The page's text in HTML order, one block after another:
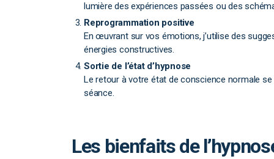
lumière des expériences passées ou des
Reprogrammation positive
En œuvrant sur vos émotions, j’utilise des
énergies constructives.
Sortie de l’état d’hypnose
Le retour à votre état de conscience normale
séance.
Les bienfaits de